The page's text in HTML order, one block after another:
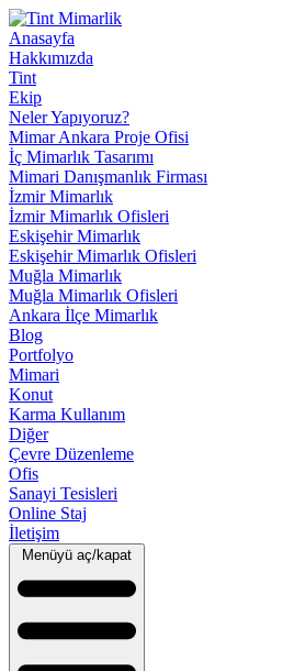
Anasayfa
Hakkımızda
Tint
Ekip
Neler Yapıyoruz?
Mimar Ankara Proje Ofisi
İç Mimarlık Tasarımı
Mimari Danışmanlık Firması
İzmir Mimarlık
İzmir Mimarlık Ofisleri
Eskişehir Mimarlık
Eskişehir Mimarlık Ofisleri
Muğla Mimarlık
Muğla Mimarlık Ofisleri
Ankara İlçe Mimarlık
Blog
Portfolyo
Mimari
Konut
Karma Kullanım
Diğer
Çevre Düzenleme
Ofis
Sanayi Tesisleri
Online Staj
İletişim
Menüyü aç/kapat